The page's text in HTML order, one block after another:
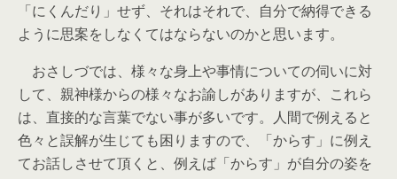
「にくんだり」せず、それはそれで、自分で納得できる
ように思案をしなくてはならないのかと思います。
おさしづでは、様々な身上や事情についての伺いに対
して、親神様からの様々なお諭しがありますが、これら
は、直接的な言葉でない事が多いです。人間で例えると
色々と誤解が生じても困りますので、「からす」に例え
てお話しさせて頂くと、例えば「からす」が自分の姿を